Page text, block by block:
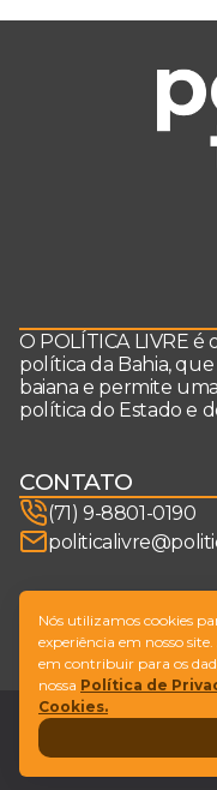
O POLÍTICA LIVRE é
política da Bahia,
baiana e permite
política do Estado e
CONTATO
(71) 9-8801-0190
SIGA-NOS
© Copyright
Nós utilizamos cookies
experiência em nosso
em contribuir para os
nossa Política de
Cookies.